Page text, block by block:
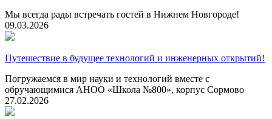
Мы всегда рады встречать гостей в Нижнем Новгороде!
09.03.2026
Путешествие в будущее технологий и инженерных открытий!
Погружаемся в мир науки и технологий вместе с
обручающимися АНОО «Школа №800», корпус Сормово
27.02.2026